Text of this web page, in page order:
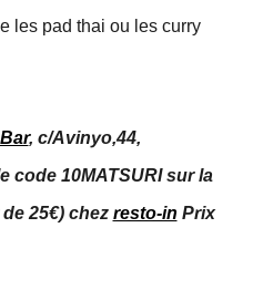
les pad thai ou les curry
, c/Avinyo,44,
code 10MATSURI sur la
25€) chez resto-in Prix